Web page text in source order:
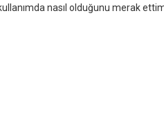
nasıl olduğunu merak